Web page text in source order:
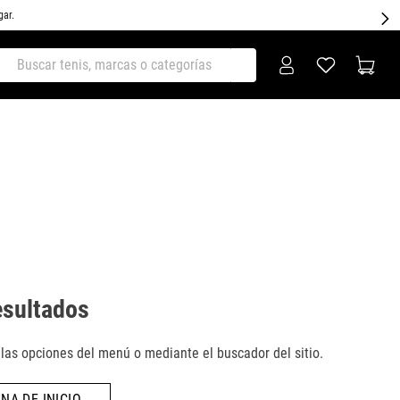
opciones del menú o mediante el buscador del sitio.